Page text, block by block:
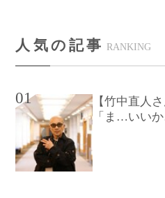
人気の記事 RANKING
01
【竹中直人
「ま…いい